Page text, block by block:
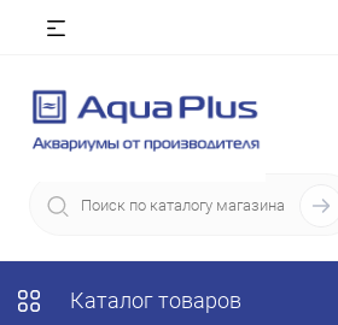
Каталог товаров